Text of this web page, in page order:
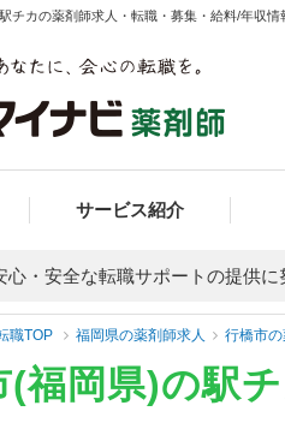
チカの薬剤師求人・転職・募集・給料/年収情
サービス紹介
心・安全な転職サポートの提供に
職TOP 福岡県の薬剤師求人 行橋市
(福岡県)の駅